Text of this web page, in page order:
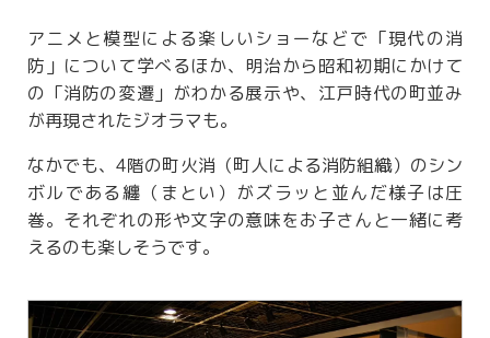
アニメと模型による楽しいショーなどで「現代の消
防」について学べるほか、明治から昭和初期にかけて
の「消防の変遷」がわかる展示や、江戸時代の町並み
が再現されたジオラマも。
なかでも、4階の町火消（町人による消防組織）のシン
ボルである纏（まとい）がズラッと並んだ様子は圧
巻。それぞれの形や文字の意味をお子さんと一緒に考
えるのも楽しそうです。